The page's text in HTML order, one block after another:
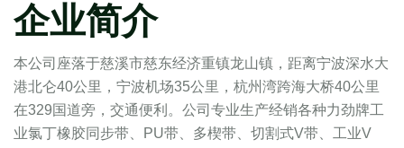
企业简介
本公司座落于慈溪市慈东经济重镇龙山镇，距离宁波深水大
港北仑40公里，宁波机场35公里，杭州湾跨海大桥40公里
在329国道旁，交通便利。公司专业生产经销各种力劲牌工
业氯丁橡胶同步带、PU带、多楔带、切割式V带、工业V